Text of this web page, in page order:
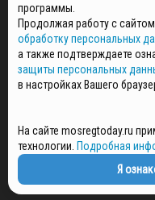
ПОЛИТИКА ОБРАБОТКИ И
НОВОСТИ
ГАЗЕТЫ
РЕКЛАМОДАТЕЛЯМ
СПЕЦПРОЕКТЫ
СТАТЬИ
ПОЛИТИКА
программы.
Продолжая работу с
обработку персональных
а также подтверждаете
защиты персональных
в настройках Вашего
На сайте mosregtoday.ru
технологии. Подробная
Я